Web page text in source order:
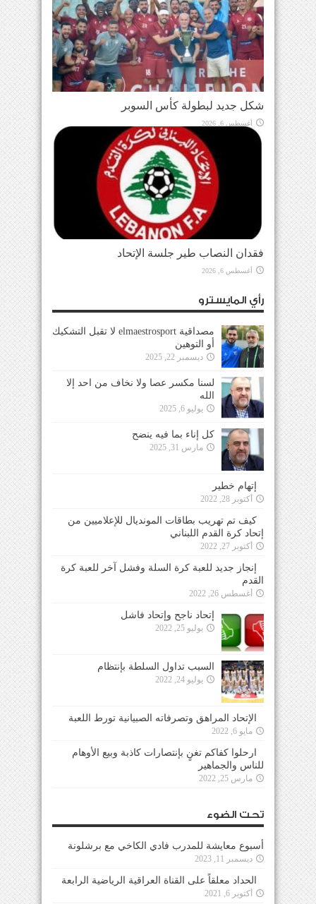
شكل جديد لبطولة كأس السوبر
أغسطس 6, 2026
فقدان النصاب طير جلسة الإتحاد
أغسطس 6, 2026
رأي المايسترو
مصداقية elmaestrosport لا تقبل التشكيك
أو التوهين
ديسمبر 22, 2025
لسنا مكسر عصا ولا نخاف من احد إلا
الله
يوليو 6, 2025
كل إناء بما فيه ينضح
مارس 31, 2025
إتهام خطير
أكتوبر 28, 2022
كيف تم تهريب بطاقات المونديال للإعلاميين من
إتحاد كرة القدم اللبناني
أكتوبر 27, 2022
إنجاز جديد للعبة كرة السلة وفشل آخر للعبة كرة
القدم
أغسطس 26, 2022
إتحاد ناجح وإتحاد فاشل
يوليو 25, 2022
السبب تداول السلطة بإنتظام
يوليو 24, 2022
الإتحاد المراهق وتصرفاته الصبيانية تورط اللعبة
مايو 6, 2022
ارحلوا كفاكم تغنٍ بإنتصارات كاذبة وبيع الأوهام
للناس والجماهير
مارس 25, 2022
تحت الضوء
أسبوع معايشة للمدرب فادي الكاخي مع برشلونة
ديسمبر 11, 2023
الحداد معلقاً على القناة العراقية الرياضية الرابعة
أكتوبر 6, 2021